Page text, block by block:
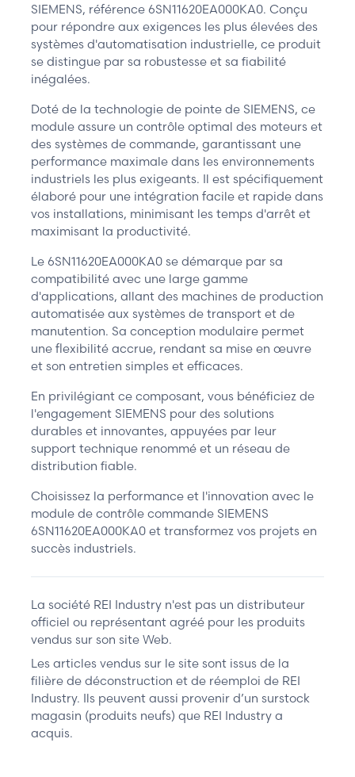
SIEMENS, référence 6SN11620EA000KA0. Conçu
pour répondre aux exigences les plus élevées des
systèmes d'automatisation industrielle, ce produit
se distingue par sa robustesse et sa fiabilité
inégalées.
Doté de la technologie de pointe de SIEMENS, ce
module assure un contrôle optimal des moteurs et
des systèmes de commande, garantissant une
performance maximale dans les environnements
industriels les plus exigeants. Il est spécifiquement
élaboré pour une intégration facile et rapide dans
vos installations, minimisant les temps d'arrêt et
maximisant la productivité.
Le 6SN11620EA000KA0 se démarque par sa
compatibilité avec une large gamme
d'applications, allant des machines de production
automatisée aux systèmes de transport et de
manutention. Sa conception modulaire permet
une flexibilité accrue, rendant sa mise en œuvre
et son entretien simples et efficaces.
En privilégiant ce composant, vous bénéficiez de
l'engagement SIEMENS pour des solutions
durables et innovantes, appuyées par leur
support technique renommé et un réseau de
distribution fiable.
Choisissez la performance et l'innovation avec le
module de contrôle commande SIEMENS
6SN11620EA000KA0 et transformez vos projets en
succès industriels.
La société REI Industry n'est pas un distributeur
officiel ou représentant agréé pour les produits
vendus sur son site Web.
Les articles vendus sur le site sont issus de la
filière de déconstruction et de réemploi de REI
Industry. Ils peuvent aussi provenir d’un surstock
magasin (produits neufs) que REI Industry a
acquis.